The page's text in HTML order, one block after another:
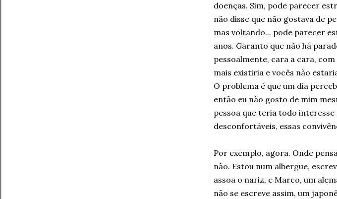
doenças. Sim, pode parecer
não disse que não gostava de
mas voltando... pode parecer
anos. Garanto que não há
pessoalmente, cara a cara,
mais existiria e vocês não
O problema é que um dia
então eu não gosto de mim
pessoa que teria todo
desconfortáveis, essas
Por exemplo, agora. Onde
não. Estou num albergue,
assoa o nariz, e Marco, um
não se escreve assim, um